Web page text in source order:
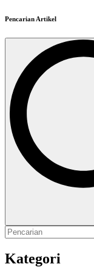
Pencarian Artikel
Kategori